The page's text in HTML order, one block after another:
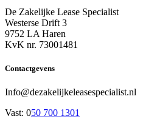
De Zakelijke Lease Specialist
Westerse Drift 3
9752 LA Haren
KvK nr. 73001481
Contactgevens
Info@dezakelijkeleasespecialist.nl
Vast: 050 700 1301